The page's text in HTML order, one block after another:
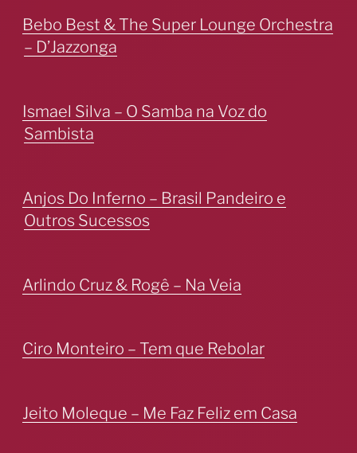
Bebo Best & The Super Lounge Orchestra
– D’Jazzonga
Ismael Silva – O Samba na Voz do
Sambista
Anjos Do Inferno – Brasil Pandeiro e
Outros Sucessos
Arlindo Cruz & Rogê – Na Veia
Ciro Monteiro – Tem que Rebolar
Jeito Moleque – Me Faz Feliz em Casa